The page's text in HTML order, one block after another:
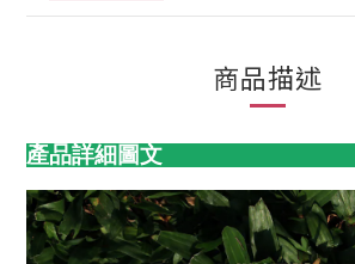
商品描述
產品詳細圖文